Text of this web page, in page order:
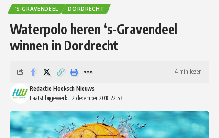
’S-GRAVENDEEL DORDRECHT
Waterpolo heren ‘s-Gravendeel
winnen in Dordrecht
Laatst bijgewerkt: 2 december 2018 22:53
Redactie Hoeksch Nieuws
4 min lezen